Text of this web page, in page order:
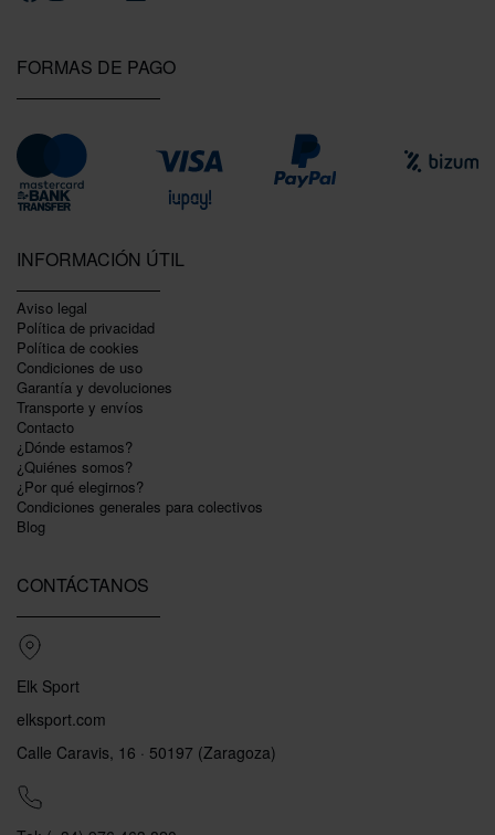
FORMAS DE PAGO
INFORMACIÓN ÚTIL
Aviso legal
Política de privacidad
Polí­tica de cookies
Condiciones de uso
Garantí­a y devoluciones
Transporte y envíos
Contacto
¿Dónde estamos?
¿Quiénes somos?
¿Por qué elegirnos?
Condiciones generales para colectivos
Blog
CONTÁCTANOS
Elk Sport
elksport.com
Calle Caravis, 16 · 50197 (Zaragoza)